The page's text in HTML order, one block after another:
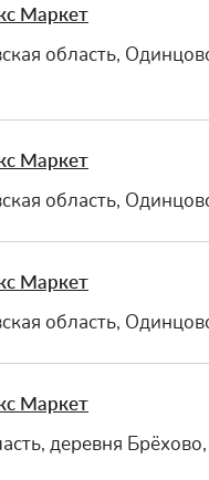
Маркет
область,
Маркет
область,
Маркет
область,
Маркет
деревня